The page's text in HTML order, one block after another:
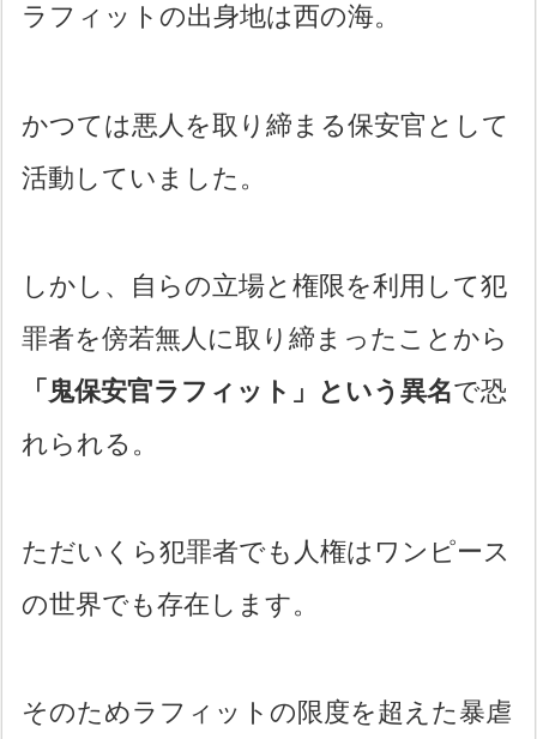
ラフィットの出身地は西の海。
かつては悪人を取り締まる保安官として
活動していました。
しかし、自らの立場と権限を利用して犯
罪者を傍若無人に取り締まったことから
「鬼保安官ラフィット」という異名で恐
れられる。
ただいくら犯罪者でも人権はワンピース
の世界でも存在します。
そのためラフィットの限度を超えた暴虐